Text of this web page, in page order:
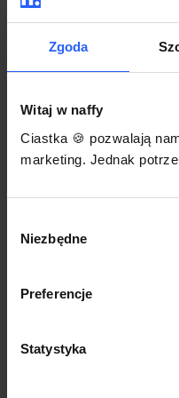
Zgoda
Witaj w naffy
Ciastka 🍪 pozwalają
marketing. Jednak
zgody
Niezbędne
Preferencje
Statystyka
Korzystaj na
przeglądarką
Włącz
Każdy produkt w
gdzie się nim